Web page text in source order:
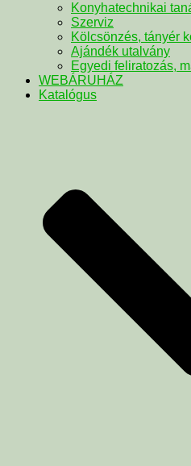
Konyhatechnikai
Szerviz
Kölcsönzés, tányér
Ajándék utalvány
Egyedi feliratozás,
WEBÁRUHÁZ
Katalógus